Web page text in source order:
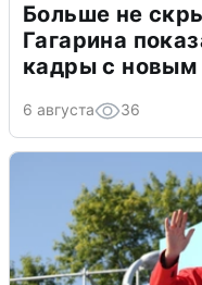
Больше не
Гагарина
кадры с новым
6 августа 36